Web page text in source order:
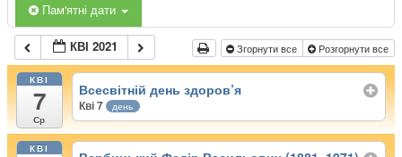
Пам'ятні дати
КВІ 2021 Згорнути все Розгорнути все
КВІ
7
Ср
Всесвітній день здоров’я
Кві 7 день
КВІ